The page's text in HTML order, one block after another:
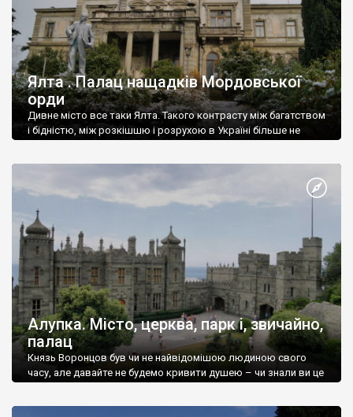
Ялта . Палац нащадків Мордовської
орди
Дивне місто все таки Ялта. Такого контрасту між багатством
і бідністю, між розкішшю і розрухою в Україні більше не
Алупка. Місто, церква, парк і, звичайно,
палац
Князь Воронцов був чи не найвідомішою людиною свого
часу, але давайте не будемо кривити душею – чи знали ви це